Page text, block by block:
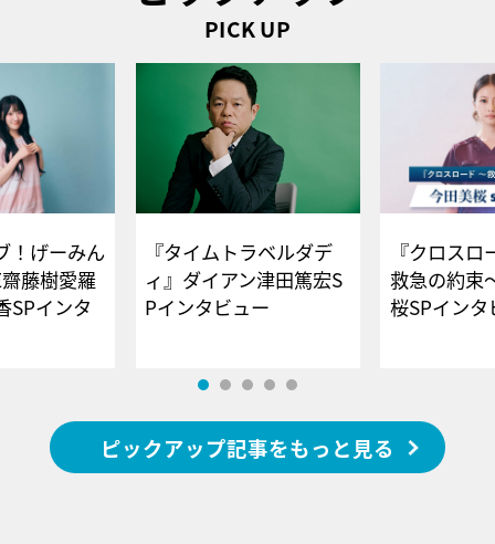
PICK UP
！げーみん
藤樹愛羅
SPインタ
『タイムトラベルダデ
ィ』ダイアン津田篤宏S
Pインタビュー
『クロス
救急の約束
桜SPイ
ピックアップ記事をもっと見る